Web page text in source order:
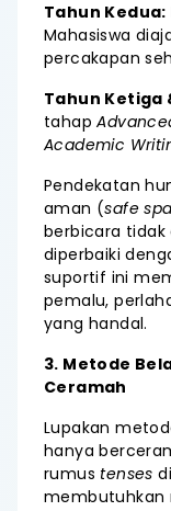
Tahun Kedua:
Mahasiswa
percakapan
Tahun Ketiga
tahap
Academic
Pendekatan
aman (safe
berbicara tidak
diperbaiki
suportif ini
pemalu,
yang handal.
3. Metode
Ceramah
Lupakan
hanya
rumus tenses
membutuhkan